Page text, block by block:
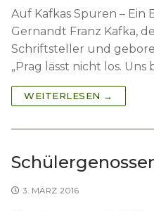
Anmeldung
BBS
Leitbild
Service
Auf Kafkas Spuren – Ein
Gernandt Franz Kafka,
Schriftsteller und
„Prag lässt nicht los. Uns
WEITERLESEN →
3. MÄRZ 2016